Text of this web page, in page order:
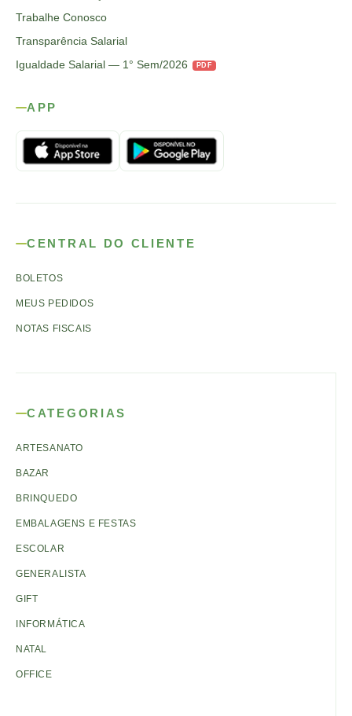
Trabalhe Conosco
Transparência Salarial
Igualdade Salarial — 1° Sem/2026
PDF
APP
CENTRAL DO CLIENTE
BOLETOS
MEUS PEDIDOS
NOTAS FISCAIS
CATEGORIAS
ARTESANATO
BAZAR
BRINQUEDO
EMBALAGENS E FESTAS
ESCOLAR
GENERALISTA
GIFT
INFORMÁTICA
NATAL
OFFICE